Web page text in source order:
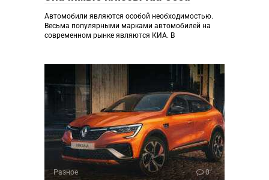
Автомобили являются особой необходимостью.
Весьма популярными марками автомобилей на
современном рынке являются КИА. В
Разное 0